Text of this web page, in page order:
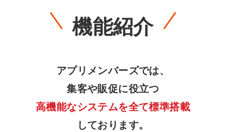
機能紹介
アプリメンバーズでは、
集客や販促に役立つ
高機能なシステムを全て標準搭載
しております。